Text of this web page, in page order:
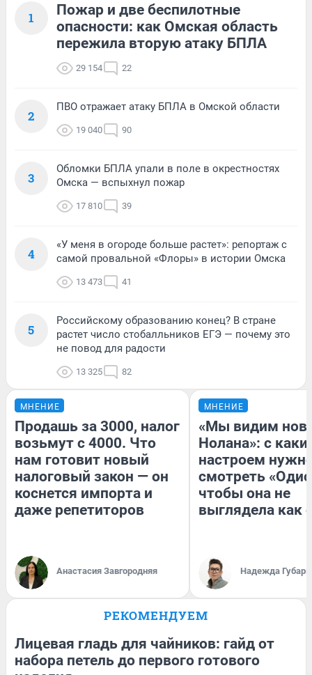
1
Пожар и две беспилотные
опасности: как Омская область
пережила вторую атаку БПЛА
29 154 22
2
ПВО отражает атаку БПЛА в Омской области
19 040 90
3
Обломки БПЛА упали в поле в окрестностях
Омска — вспыхнул пожар
17 810 39
4
«У меня в огороде больше растет»: репортаж с
самой провальной «Флоры» в истории Омска
13 473 41
5
Российскому образованию конец? В стране
растет число стобалльников ЕГЭ — почему это
не повод для радости
13 325 82
МНЕНИЕ
Продашь за 3000, налог
возьмут с 4000. Что
нам готовит новый
налоговый закон — он
коснется импорта и
даже репетиторов
Анастасия Завгородняя
МНЕНИЕ
«Мы видим
Нолана»: с
настроем
смотреть
чтобы она не
выглядела как
Надежда Губарь
РЕКОМЕНДУЕМ
Лицевая гладь для чайников: гайд от
набора петель до первого готового